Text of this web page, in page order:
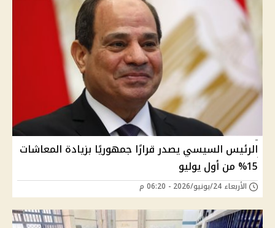
الرئيس السيسي يصدر قرارًا جمهوريًا بزيادة المعاشات
15% من أول يوليو
الأربعاء 24/يونيو/2026 - 06:20 م